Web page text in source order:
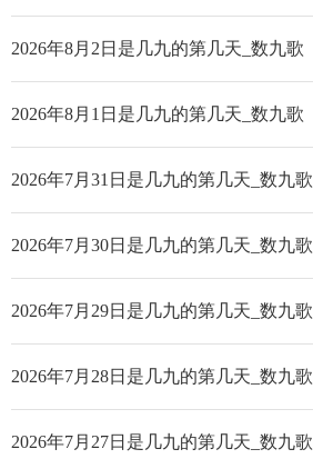
2026年8月2日是几九的第几天_数九歌
2026年8月1日是几九的第几天_数九歌
2026年7月31日是几九的第几天_数九歌
2026年7月30日是几九的第几天_数九歌
2026年7月29日是几九的第几天_数九歌
2026年7月28日是几九的第几天_数九歌
2026年7月27日是几九的第几天_数九歌